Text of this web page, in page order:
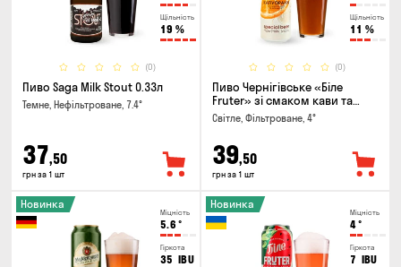
Щільність
19 %
(0)
Пиво Saga Milk Stout 0.33л
Темне, Нефільтроване, 7.4°
37,50
грн за 1 шт
Щільність
11 %
(0)
Пиво Чернігівське «Біле
Fruter» зі смаком кави та
апельсину 0.5л
Світле, Фільтроване, 4°
39,50
грн за 1 шт
Міцність
5.6 °
Гіркота
35 IBU
Новинка
Міцність
4°
Гіркота
7 IBU
Новинка